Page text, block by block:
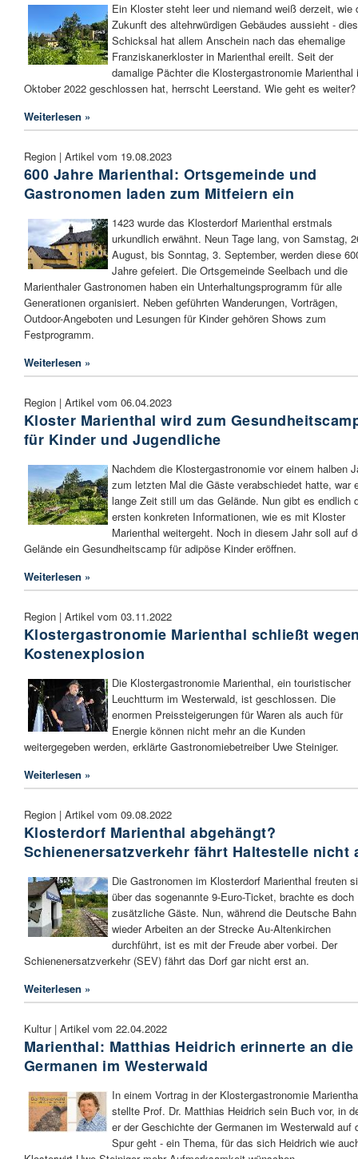
Ein Kloster steht leer und niemand weiß derzeit, wie
Zukunft des altehrwürdigen Gebäudes aussieht -
Schicksal hat allem Anschein nach das ehemalige
Franziskanerkloster in Marienthal ereilt. Seit der
damalige Pächter die Klostergastronomie Marienthal
Oktober 2022 geschlossen hat, herrscht Leerstand. Wie geht es weiter?
Weiterlesen »
Region | Artikel vom 19.08.2023
600 Jahre Marienthal: Ortsgemeinde und
Gastronomen laden zum Mitfeiern ein
1423 wurde das Klosterdorf Marienthal erstmals
urkundlich erwähnt. Neun Tage lang, von Samstag,
August, bis Sonntag, 3. September, werden diese
Jahre gefeiert. Die Ortsgemeinde Seelbach und die
Marienthaler Gastronomen haben ein Unterhaltungsprogramm für alle
Generationen organisiert. Neben geführten Wanderungen, Vorträgen,
Outdoor-Angeboten und Lesungen für Kinder gehören Shows zum
Festprogramm.
Weiterlesen »
Region | Artikel vom 06.04.2023
Kloster Marienthal wird zum
für Kinder und Jugendliche
Nachdem die Klostergastronomie vor einem halben
zum letzten Mal die Gäste verabschiedet hatte, war
lange Zeit still um das Gelände. Nun gibt es endlich
ersten konkreten Informationen, wie es mit Kloster
Marienthal weitergeht. Noch in diesem Jahr soll auf
Gelände ein Gesundheitscamp für adipöse Kinder eröffnen.
Weiterlesen »
Region | Artikel vom 03.11.2022
Klostergastronomie Marienthal schließt
Kostenexplosion
Die Klostergastronomie Marienthal, ein touristischer
Leuchtturm im Westerwald, ist geschlossen. Die
enormen Preissteigerungen für Waren als auch für
Energie können nicht mehr an die Kunden
weitergegeben werden, erklärte Gastronomiebetreiber Uwe Steiniger.
Weiterlesen »
Region | Artikel vom 09.08.2022
Klosterdorf Marienthal abgehängt?
Schienenersatzverkehr fährt Haltestelle nicht
Die Gastronomen im Klosterdorf Marienthal freuten
über das sogenannte 9-Euro-Ticket, brachte es doch
zusätzliche Gäste. Nun, während die Deutsche Bahn
wieder Arbeiten an der Strecke Au-Altenkirchen
durchführt, ist es mit der Freude aber vorbei. Der
Schienenersatzverkehr (SEV) fährt das Dorf gar nicht erst an.
Weiterlesen »
Kultur | Artikel vom 22.04.2022
Marienthal: Matthias Heidrich erinnerte an die
Germanen im Westerwald
In einem Vortrag in der Klostergastronomie
stellte Prof. Dr. Matthias Heidrich sein Buch vor, in
er der Geschichte der Germanen im Westerwald auf
Spur geht - ein Thema, für das sich Heidrich wie